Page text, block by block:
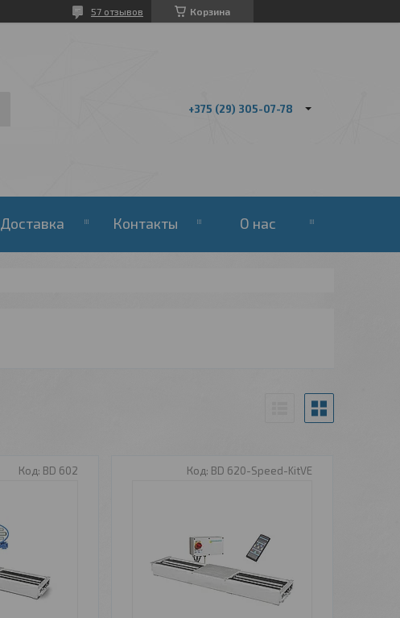
Корзина
57 отзывов
+375 (29) 305-07-78
Доставка Контакты О нас
BD 602 BD 620-Speed-KitVE